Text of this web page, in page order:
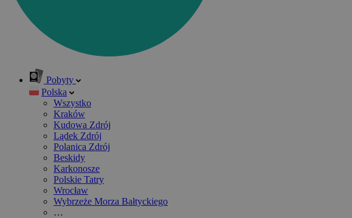
Pobyty
Polska
Wszystko
Kraków
Kudowa Zdrój
Lądek Zdrój
Polanica Zdrój
Beskidy
Karkonosze
Polskie Tatry
Wrocław
Wybrzeże Morza Bałtyckiego
…